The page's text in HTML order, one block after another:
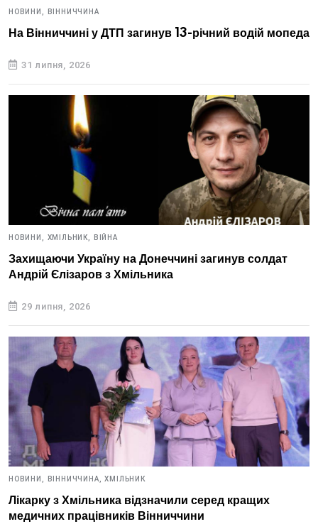
НОВИНИ, ВІННИЧЧИНА
На Вінниччині у ДТП загинув 13-річний водій мопеда
31 липня, 2026
НОВИНИ, ХМІЛЬНИК, ВІЙНА
Захищаючи Україну на Донеччині загинув солдат
Андрій Єлізаров з Хмільника
29 липня, 2026
НОВИНИ, ВІННИЧЧИНА, ХМІЛЬНИК
Лікарку з Хмільника відзначили серед кращих
медичних працівників Вінниччини